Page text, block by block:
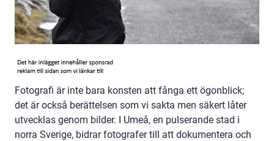
Fotografi är inte bara konsten att fånga ett ögonblick;
det är också berättelsen som vi sakta men säkert låter
utvecklas genom bilder. I Umeå, en pulserande stad i
norra Sverige, bidrar fotografer till att dokumentera och